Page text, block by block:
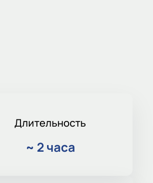
Длительность
~ 2 часа